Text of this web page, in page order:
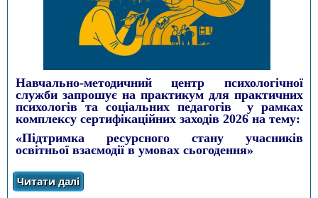
Навчально-методичний центр психологічної
служби запрошує на практикум для практичних
психологів та соціальних педагогів у рамках
комплексу сертифікаційних заходів 2026 на тему:
«Підтримка ресурсного стану учасників
освітньої взаємодії в умовах сьогодення»
Читати далі